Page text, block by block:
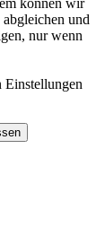
können wir
und
nur wenn